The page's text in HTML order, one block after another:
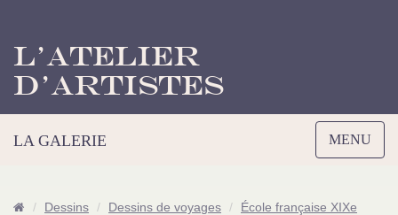
L’Atelier
d’Artistes
Toggle
navigation
MENU
LA GALERIE
Dessins Dessins de voyages
École française XIXe